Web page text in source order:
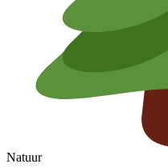
Natuur